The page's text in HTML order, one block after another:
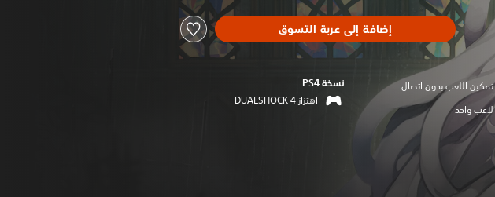
إضافة إلى عربة التسوق
تمكين اللعب بدون اتصال
لاعب واحد
نسخة PS4‏
اهتزاز DUALSHOCK 4‏